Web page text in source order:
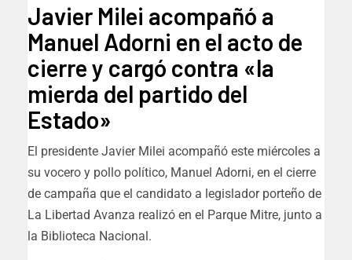
Javier Milei acompañó a
Manuel Adorni en el acto de
cierre y cargó contra «la
mierda del partido del
Estado»
El presidente Javier Milei acompañó este miércoles a
su vocero y pollo político, Manuel Adorni, en el cierre
de campaña que el candidato a legislador porteño de
La Libertad Avanza realizó en el Parque Mitre, junto a
la Biblioteca Nacional.